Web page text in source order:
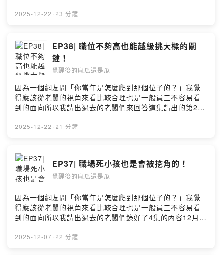
號：015540340011刷卡（台灣卡限定）
日常可以到FB粉絲專業＆ IG：
https://www.facebook.com/見習生1
號-105046944570210/https://instagram.com/apprenti
ce_no1?igshid=YmMyMTA2M2Y=合作邀約：
Liujane81@gmail.com我們終究是住在地球上的人好好的
把日子過好好好的體驗人生吧Powered by Firstory
Hosting
2025-12-22 · 23 分鐘
EP38| 職位不夠高也能越級挑大樑的關
鍵！
覺醒後的麻瓜還是瓜
因為一個網友問「你當年是怎麼爬到那個位子的？」我覺
得應該從老闆的視角來看比較合理也是一般員工不容易看
到的面向所以我請出過去的老闆們來回答這集請出的第2位
根荷蘭總部國際行銷經理前媒體庫（MEC）台灣分公司總
行代號：中國信託(822)帳號：015540340011刷卡（台灣
卡限定）
https://p.ecpay.com.tw/DEA8844PayPalhttps://paypal
日常可以到FB粉絲專業＆ IG：
https://www.facebook.com/見習生1
號-105046944570210/https://instagram.com/apprenti
Liujane81@gmail.com我們終究是住在地球上的人好好的
2025-12-22 · 21 分鐘
EP37| 職場死小孩也是會被挖角的！
覺醒後的麻瓜還是瓜
因為一個網友問「你當年是怎麼爬到那個位子的？」我覺
得應該從老闆的視角來看比較合理也是一般員工不容易看
到的面向所以我請出過去的老闆們錄好了4集的內容12月陸
創辦人AMT亞太行銷數位轉型聯盟協會共同創辦人讓她來
2025-12-07 · 22 分鐘